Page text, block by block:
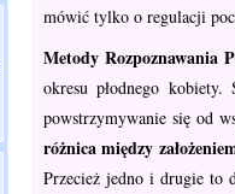
mówić tylko o regulacji
Metody Rozpoznawania
okresu płodnego
powstrzymywanie się od
różnica między
Przecież jedno i drugie to